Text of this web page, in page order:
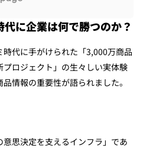
に企業は何で勝つのか？
代に手がけられた「3,000万商品
ロジェクト」の生々しい実体験
情報の重要性が語られました。
思決定を支えるインフラ」であ